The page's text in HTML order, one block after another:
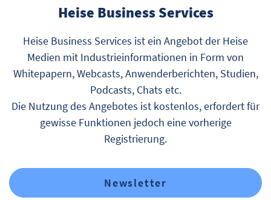
Heise Business Services
Heise Business Services ist ein Angebot der Heise
Medien mit Industrieinformationen in Form von
Whitepapern, Webcasts, Anwenderberichten, Studien,
Podcasts, Chats etc.
Die Nutzung des Angebotes ist kostenlos, erfordert für
gewisse Funktionen jedoch eine vorherige
Registrierung.
Newsletter